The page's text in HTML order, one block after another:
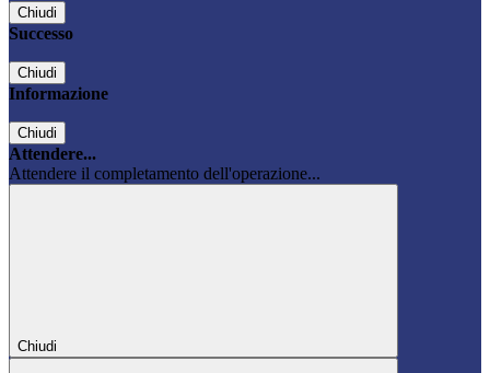
Chiudi
Successo
Chiudi
Informazione
Chiudi
Attendere...
Attendere il completamento dell'operazione...
Chiudi